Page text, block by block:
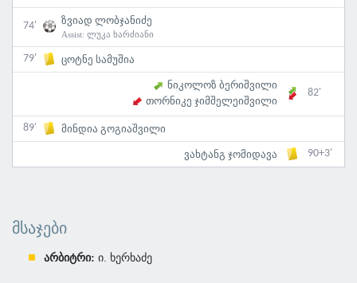
74' ზვიად ლობჯანიძე
Assist: ლუკა ხარძიანი
79' ცოტნე სამუშია
ნიკოლოზ ბერიშვილი
თორნიკე ჯიმშელეიშვილი
82'
89' მინდია გოგიაშვილი
ვახტანგ ჯომიდავა 90+3'
ᲛᲡᲐᲯᲔᲑᲘ
არბიტრი: ი. ხერხაძე